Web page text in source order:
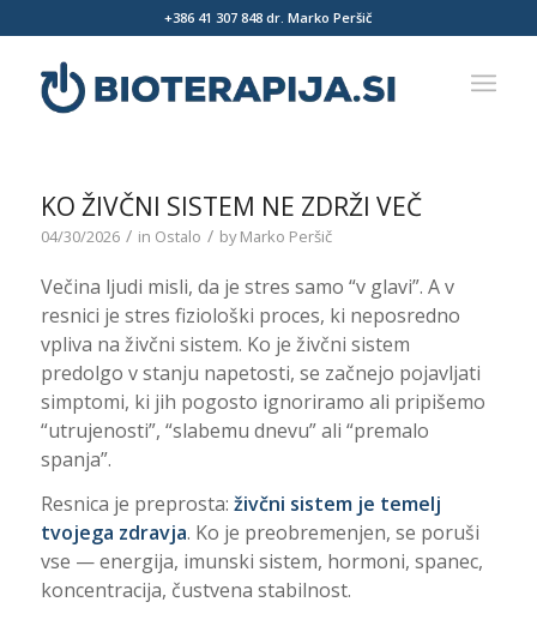
+386 41 307 848 dr. Marko Peršič
KO ŽIVČNI SISTEM NE ZDRŽI VEČ
04/30/2026 / in Ostalo / byMarko Peršič
Večina ljudi misli, da je stres samo “v glavi”. A v
resnici je stres fiziološki proces, ki neposredno
vpliva na živčni sistem. Ko je živčni sistem
predolgo v stanju napetosti, se začnejo pojavljati
simptomi, ki jih pogosto ignoriramo ali pripišemo
“utrujenosti”, “slabemu dnevu” ali “premalo
spanja”.
Resnica je preprosta: živčni sistem je temelj
tvojega zdravja. Ko je preobremenjen, se poruši
vse — energija, imunski sistem, hormoni, spanec,
koncentracija, čustvena stabilnost.